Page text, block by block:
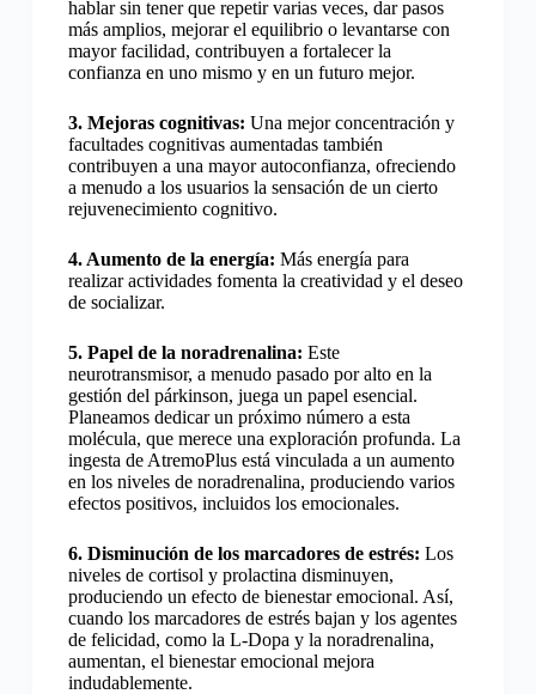
hablar sin tener que repetir varias veces, dar pasos
más amplios, mejorar el equilibrio o levantarse con
mayor facilidad, contribuyen a fortalecer la
confianza en uno mismo y en un futuro mejor.
3. Mejoras cognitivas: Una mejor concentración y
facultades cognitivas aumentadas también
contribuyen a una mayor autoconfianza, ofreciendo
a menudo a los usuarios la sensación de un cierto
rejuvenecimiento cognitivo.
4. Aumento de la energía: Más energía para
realizar actividades fomenta la creatividad y el deseo
de socializar.
5. Papel de la noradrenalina: Este
neurotransmisor, a menudo pasado por alto en la
gestión del párkinson, juega un papel esencial.
Planeamos dedicar un próximo número a esta
molécula, que merece una exploración profunda. La
ingesta de AtremoPlus está vinculada a un aumento
en los niveles de noradrenalina, produciendo varios
efectos positivos, incluidos los emocionales.
6. Disminución de los marcadores de estrés: Los
niveles de cortisol y prolactina disminuyen,
produciendo un efecto de bienestar emocional. Así,
cuando los marcadores de estrés bajan y los agentes
de felicidad, como la L-Dopa y la noradrenalina,
aumentan, el bienestar emocional mejora
indudablemente.